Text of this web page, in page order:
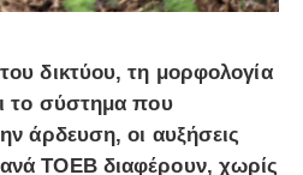
δικτύου, τη μορφολογία
το σύστημα που
άρδευση, οι αυξήσεις
ΤΟΕΒ διαφέρουν, χωρίς